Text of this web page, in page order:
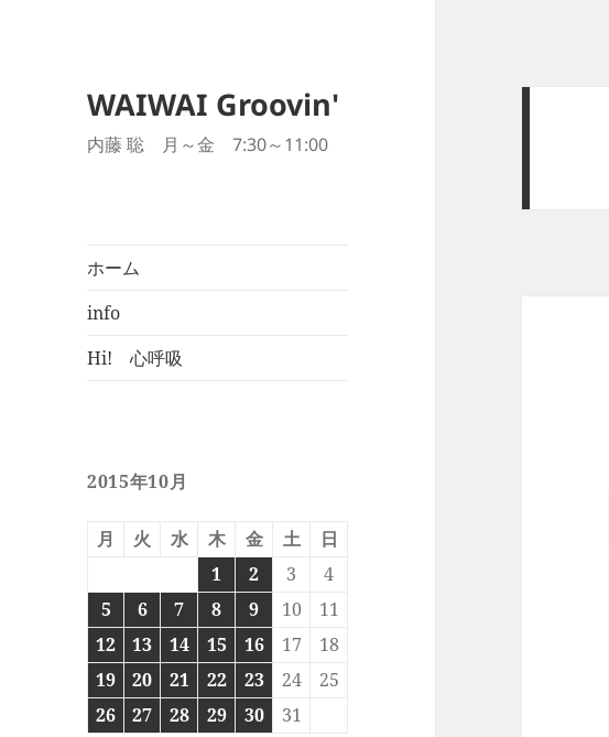
WAIWAI Groovin'
内藤 聡 月～金 7:30～11:00
ホーム
info
Hi! 心呼吸
2015年10月
月 火 水 木 金 土
日
1
2 3
4
5
6 7 8 9 10
11
12
13 14 15 16 17
18
19
20 21 22 23 24
25
26
27 28 29 30
31